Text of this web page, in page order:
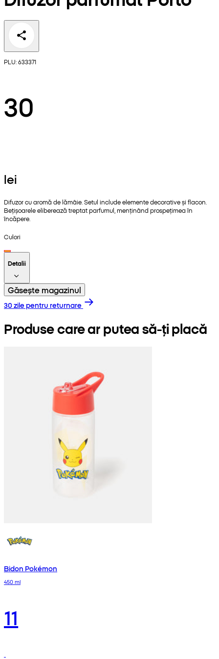
PLU: 633371
30
lei
Difuzor cu aromă de lămâie. Setul include elemente decorative și flacon.
Bețișoarele eliberează treptat parfumul, menținând prospețimea în
încăpere.
Culori
Detalii
Găsește magazinul
30 zile pentru returnare
Produse care ar putea să-ți placă
Bidon Pokémon
450 ml
11